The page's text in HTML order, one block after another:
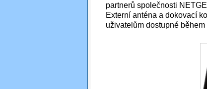
partnerů společnosti
Externí anténa a dokovací
uživatelům dostupné během